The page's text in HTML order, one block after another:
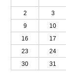
2
3
9
10
16
17
23
24
30
31